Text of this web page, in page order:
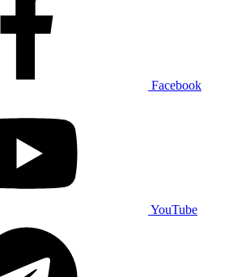
Facebook
YouTube